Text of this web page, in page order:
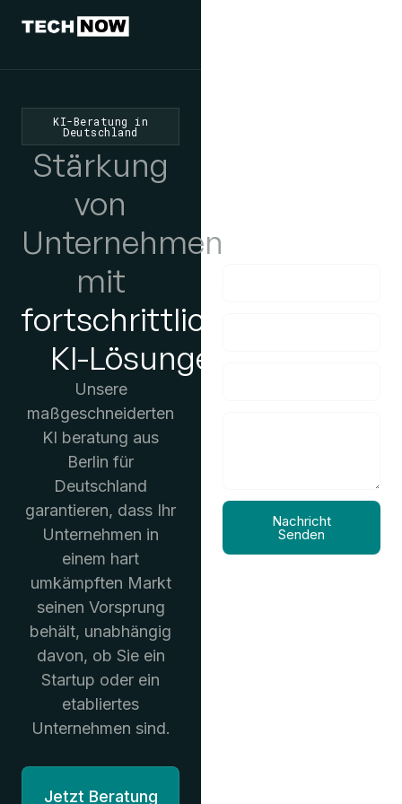
KI-Beratung in
Deutschland
Stärkung
von
Unternehmen
mit
fortschrittlichen
KI-Lösungen
Unsere
maßgeschneiderten
KI beratung aus
Berlin für
Deutschland
garantieren, dass Ihr
Unternehmen in
einem hart
umkämpften Markt
seinen Vorsprung
behält, unabhängig
davon, ob Sie ein
Startup oder ein
etabliertes
Unternehmen sind.
Jetzt Beratung
Nachricht
Senden